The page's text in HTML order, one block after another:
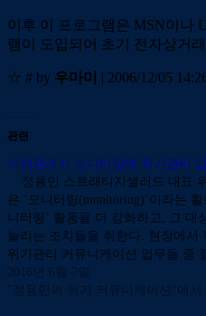
이후 이 프로그램은 MSN이나
램이 도입되어 초기 전자상거
☆ # by 우마미 | 2006/12/05
관련
이해관계자 모니터링에 위기관리
정용민 스트래티지샐러드 대표
은 ‘모니터링(monitoring)’이라는
니터링’ 활동을 더 강화하고, 그 대
늘리는 조치들을 취한다. 현장에서
위기관리 커뮤니케이션 업무들 중
다. 모니터링 없이 위기관리 없다는
관리팀에게 온라인…
2016년 6월 7일
"정용민의 위기 커뮤니케이션"에서